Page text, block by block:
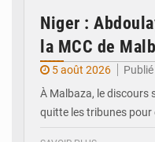
Niger :
la MCC de
5 août 2026
À Malbaza, le discours
quitte les tribunes pour